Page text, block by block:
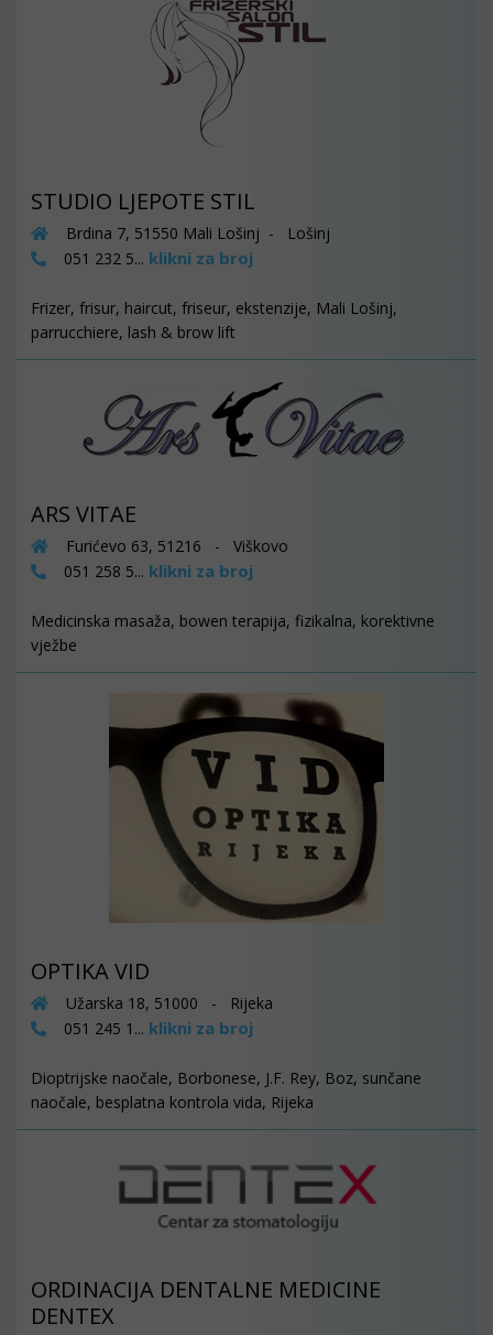
STUDIO LJEPOTE STIL
Brdina 7, 51550 Mali Lošinj - Lošinj
051 232 5... klikni za broj
Frizer, frisur, haircut, friseur, ekstenzije, Mali Lošinj,
parrucchiere, lash & brow lift
ARS VITAE
Furićevo 63, 51216 - Viškovo
051 258 5... klikni za broj
Medicinska masaža, bowen terapija, fizikalna, korektivne
vježbe
OPTIKA VID
Užarska 18, 51000 - Rijeka
051 245 1... klikni za broj
Dioptrijske naočale, Borbonese, J.F. Rey, Boz, sunčane
naočale, besplatna kontrola vida, Rijeka
ORDINACIJA DENTALNE MEDICINE
DENTEX